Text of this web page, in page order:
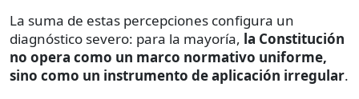
La suma de estas percepciones configura un
diagnóstico severo: para la mayoría, la Constitución
no opera como un marco normativo uniforme,
sino como un instrumento de aplicación irregular.